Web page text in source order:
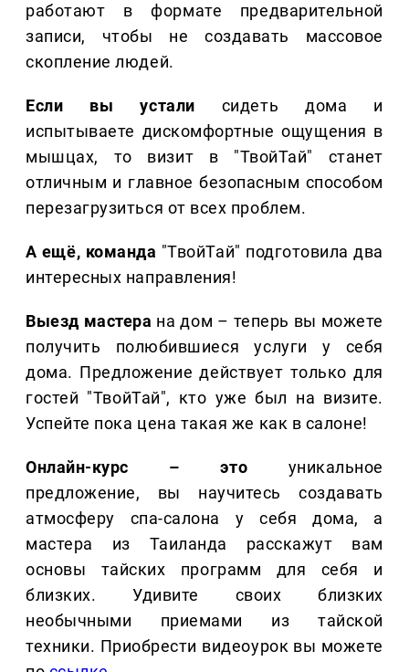
работают в формате предварительной
записи, чтобы не создавать массовое
скопление людей.
Если вы устали сидеть дома и
испытываете дискомфортные ощущения в
мышцах, то визит в "ТвойТай" станет
отличным и главное безопасным способом
перезагрузиться от всех проблем.
А ещё, команда "ТвойТай" подготовила два
интересных направления!
Выезд мастера на дом – теперь вы можете
получить полюбившиеся услуги у себя
дома. Предложение действует только для
гостей "ТвойТай", кто уже был на визите.
Успейте пока цена такая же как в салоне!
Онлайн-курс – это уникальное
предложение, вы научитесь создавать
атмосферу спа-салона у себя дома, а
мастера из Таиланда расскажут вам
основы тайских программ для себя и
близких. Удивите своих близких
необычными приемами из тайской
техники. Приобрести видеоурок вы можете